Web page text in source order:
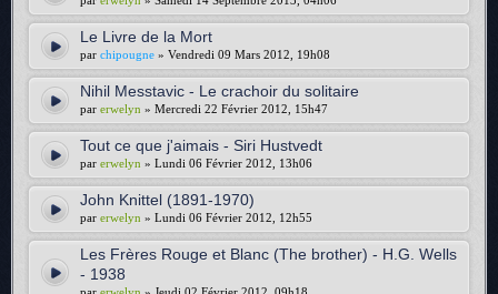
Le Livre de la Mort
par chipougne » Vendredi 09 Mars 2012, 19h08
Nihil Messtavic - Le crachoir du solitaire
par erwelyn » Mercredi 22 Février 2012, 15h47
Tout ce que j'aimais - Siri Hustvedt
par erwelyn » Lundi 06 Février 2012, 13h06
John Knittel (1891-1970)
par erwelyn » Lundi 06 Février 2012, 12h55
Les Frères Rouge et Blanc (The brother) - H.G. Wells
- 1938